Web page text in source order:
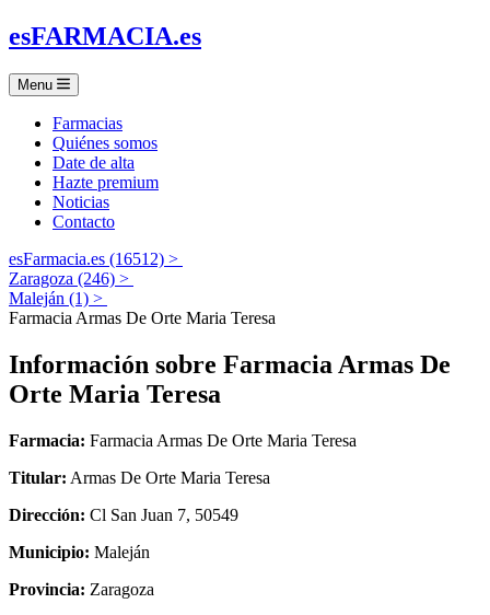
esFARMACIA.es
Menu
Farmacias
Quiénes somos
Date de alta
Hazte premium
Noticias
Contacto
esFarmacia.es (16512) >
Zaragoza (246) >
Maleján (1) >
Farmacia Armas De Orte Maria Teresa
Información sobre Farmacia Armas De
Orte Maria Teresa
Farmacia: Farmacia Armas De Orte Maria Teresa
Titular: Armas De Orte Maria Teresa
Dirección: Cl San Juan 7, 50549
Municipio: Maleján
Provincia: Zaragoza